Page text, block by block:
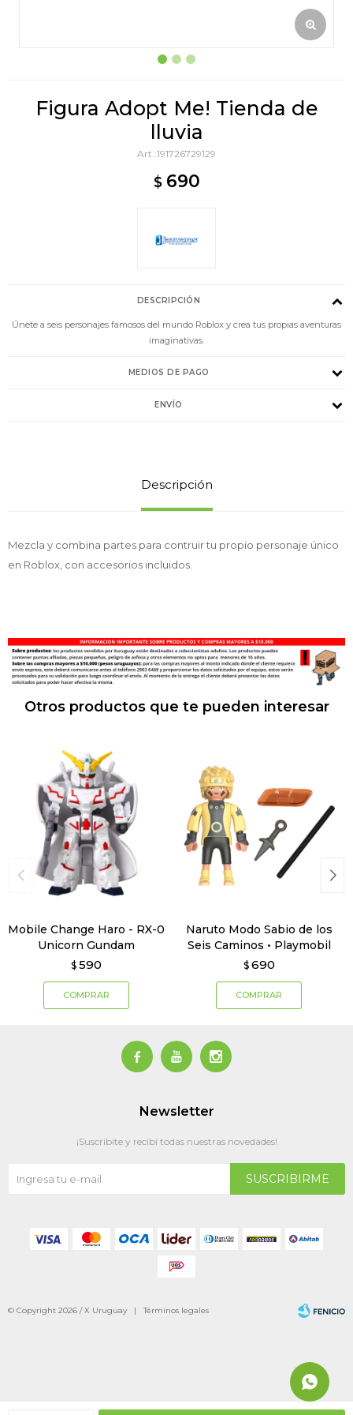
Figura Adopt Me! Tienda de
lluvia
191726729129
$ 690
DESCRIPCIÓN
Únete a seis personajes famosos del mundo Roblox y crea tus propias aventuras
imaginativas.
MEDIOS DE PAGO
ENVÍO
Descripción
Mezcla y combina partes para contruir tu propio personaje único
en Roblox, con accesorios incluidos.
Otros productos que te pueden interesar
Mobile Change Haro - RX-0
Unicorn Gundam
$ 590
Naruto Modo Sabio de los
Seis Caminos • Playmobil
$ 690
  
Newsletter
¡Suscribite y recibí todas nuestras novedades!
SUSCRIBIRME
© Copyright 2026 / X Uruguay |Términos legales